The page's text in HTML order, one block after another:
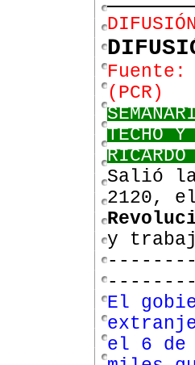
Fuente:
(PCR)
TECHO
Salió
2120,
y
El
el 6 de